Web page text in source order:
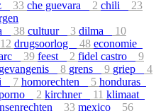
33 che guevara 2 chili
23
38 cultuur 3 dilma
10
12 drugsoorlog 48 economie
39 feest 2 fidel castro
9
gevangenis 8 grens 9 griep
4
7 homorechten 5 honduras
2 kirchner 11 klimaat
33 mexico
56